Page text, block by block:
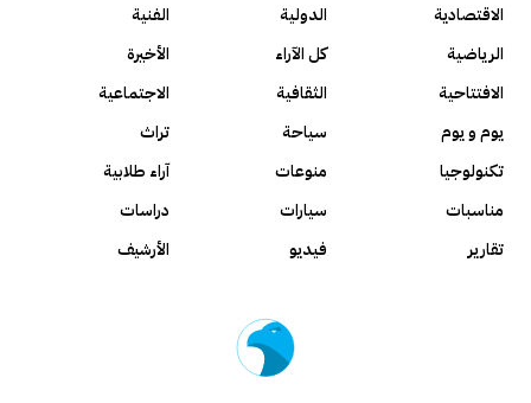
الاقتصادية
الدولية
الفنية
الرياضية
كل الآراء
الأخيرة
الافتتاحية
الثقافية
الاجتماعية
يوم و يوم
سياحة
تراث
تكنولوجيا
منوعات
آراء طلابية
مناسبات
سيارات
دراسات
تقارير
فيديو الأرشيف